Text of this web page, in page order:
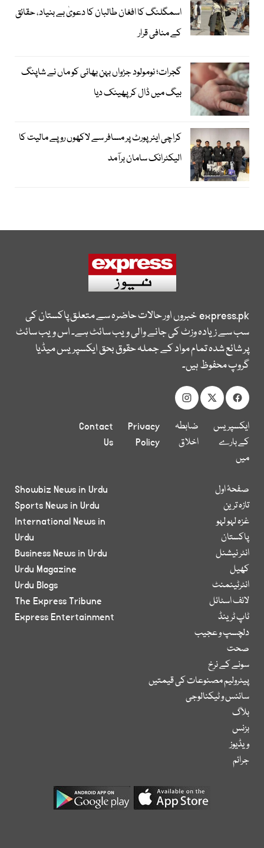
اسمگلنگ کا افغان طالبان کا دعویٰ بے بنیاد، حقائق
کے منافی قرار
گجرات؛ نومولود جڑواں بہن بھائی کو ماں نے شاپنگ
بیگ میں ڈال کر پھینک دیا
کراچی ایئرپورٹ پر مسافر سے لاکھوں روپے مالیت کا
الیکٹرانک سامان برآمد
express.pkخبروں اور حالات حاضرہ سے متعلق پاکستان کی
سب سے زیادہ وزٹ کی جانے والی ویب سائٹ ہے۔ اس ویب سائٹ
پر شائع شدہ تمام مواد کے جملہ حقوق بحق ایکسپریس میڈیا
گروپ محفوظ ہیں۔
ایکسپریس
کے بارے
میں
ضابطہ
اخلاق
Privacy
Policy
Contact
Us
صفحۂ اول
تازہ ترین
غزہ لہو لہو
پاکستان
انٹر نیشنل
کھیل
انٹرٹینمنٹ
لائف اسٹائل
ٹاپ ٹرینڈ
دلچسپ و عجیب
صحت
سونے کے نرخ
پیٹرولیم مصنوعات کی قیمتیں
سائنس و ٹیکنالوجی
بلاگ
بزنس
ویڈیوز
جرائم
Showbiz News in Urdu
Sports News in Urdu
International News in
Urdu
Business News in Urdu
Urdu Magazine
Urdu Blogs
The Express Tribune
Express Entertainment